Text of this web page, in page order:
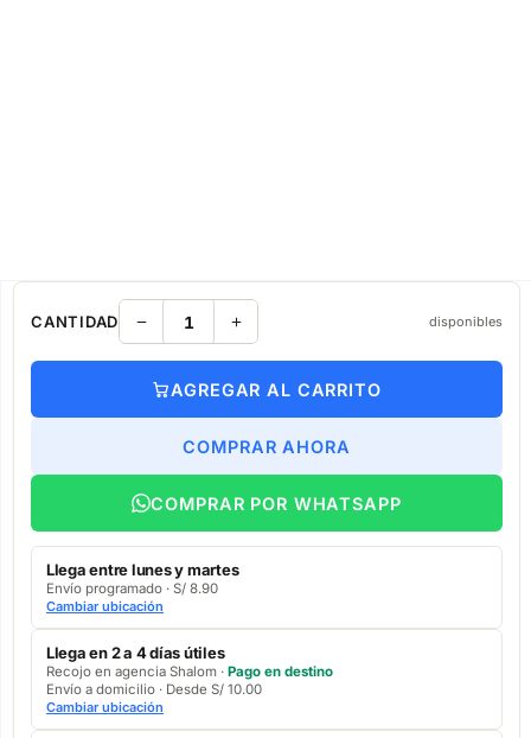
CANTIDAD disponibles
AGREGAR AL CARRITO
COMPRAR AHORA
COMPRAR POR WHATSAPP
Llega entre lunes y martes
Envío programado · S/ 8.90
Cambiar ubicación
Llega en 2 a 4 días útiles
Recojo en agencia Shalom · Pago en destino
Envío a domicilio · Desde S/ 10.00
Cambiar ubicación